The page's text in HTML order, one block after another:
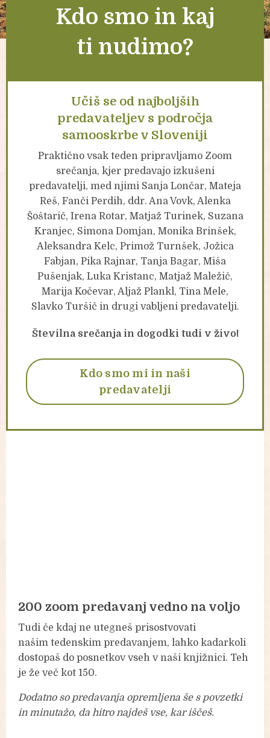
Kdo smo in kaj
ti nudimo?
Učiš se od najboljših
predavateljev s področja
samooskrbe v Sloveniji
Praktično vsak teden pripravljamo Zoom
srečanja, kjer predavajo izkušeni
predavatelji, med njimi Sanja Lončar, Mateja
Reš, Fanči Perdih, ddr. Ana Vovk, Alenka
Šoštarič, Irena Rotar, Matjaž Turinek, Suzana
Kranjec, Simona Domjan, Monika Brinšek,
Aleksandra Kelc, Primož Turnšek, Jožica
Fabjan, Pika Rajnar, Tanja Bagar, Miša
Pušenjak, Luka Kristanc, Matjaž Maležič,
Marija Kočevar, Aljaž Plankl, Tina Mele,
Slavko Turšič in drugi vabljeni predavatelji.
Številna srečanja in dogodki tudi v živo!
Kdo smo mi in naši
predavatelji
200 zoom predavanj vedno na voljo
Tudi če kdaj ne utegneš prisostvovati
našim tedenskim predavanjem, lahko kadarkoli
dostopaš do posnetkov vseh v naši knjižnici. Teh
je že več kot 150.
Dodatno so predavanja opremljena še s povzetki
in minutažo, da hitro najdeš vse, kar iščeš.